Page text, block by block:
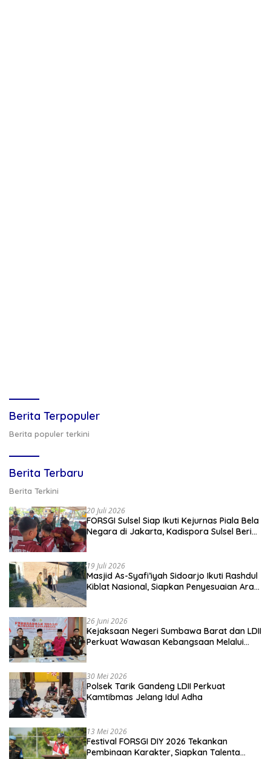
Berita Terpopuler
Berita populer terkini
Berita Terbaru
Berita Terkini
20 Juli 2026
FORSGI Sulsel Siap Ikuti Kejurnas Piala Bela
Negara di Jakarta, Kadispora Sulsel Beri
19 Juli 2026
Masjid As-Syafi’iyah Sidoarjo Ikuti Rashdul
Kiblat Nasional, Siapkan Penyesuaian Arah
26 Juni 2026
Kejaksaan Negeri Sumbawa Barat dan LDII
Perkuat Wawasan Kebangsaan Melalui
30 Mei 2026
Polsek Tarik Gandeng LDII Perkuat
Kamtibmas Jelang Idul Adha
13 Mei 2026
Festival FORSGI DIY 2026 Tekankan
Pembinaan Karakter, Siapkan Talenta